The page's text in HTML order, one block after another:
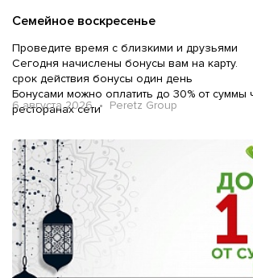
Семейное воскресенье
Проведите время с близкими и друзьями
Сегодня начислены бонусы вам на карту.
срок действия бонусы один день
Бонусами можно оплатить до 30% от суммы
ресторанах сети
6 августа 2026 • Peretz Group